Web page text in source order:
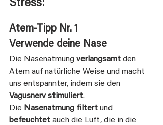
Stress:
Atem-Tipp Nr. 1
Verwende deine Nase
Die Nasenatmung verlangsamt den
Atem auf natürliche Weise und macht
uns entspannter, indem sie den
Vagusnerv stimuliert.
Die Nasenatmung filtert und
befeuchtet auch die Luft, die in die